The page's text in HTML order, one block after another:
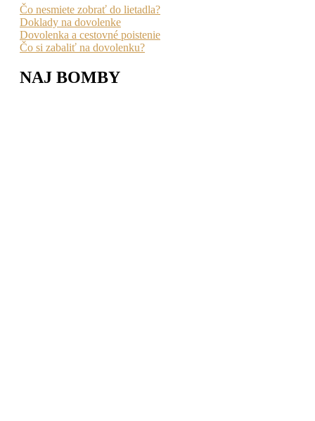
Čo nesmiete zobrať do lietadla?
Doklady na dovolenke
Dovolenka a cestovné poistenie
Čo si zabaliť na dovolenku?
NAJ BOMBY